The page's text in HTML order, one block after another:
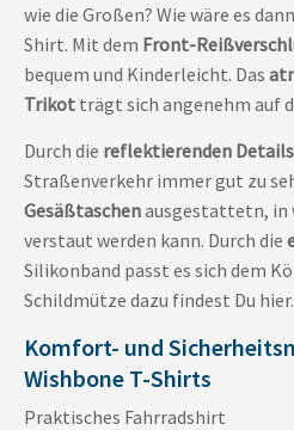
wie die Großen? Wie wäre es
Shirt. Mit dem Front-
bequem und Kinderleicht. Das
Trikot trägt sich angenehm auf
Durch die reflektierenden Details
Straßenverkehr immer gut zu
Gesäßtaschenausgestattetn, in
verstaut werden kann. Durch die
Silikonband passt es sich dem
Schildmütze dazu findest Du hier.
Komfort- und
Wishbone T-Shirts
Praktisches Fahrradshirt